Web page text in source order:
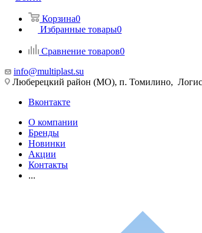
Корзина0
Избранные товары0
Сравнение товаров0
info@multiplast.su
Люберецкий район (МО), п. Томилино,
Вконтакте
О компании
Бренды
Новинки
Акции
Контакты
...